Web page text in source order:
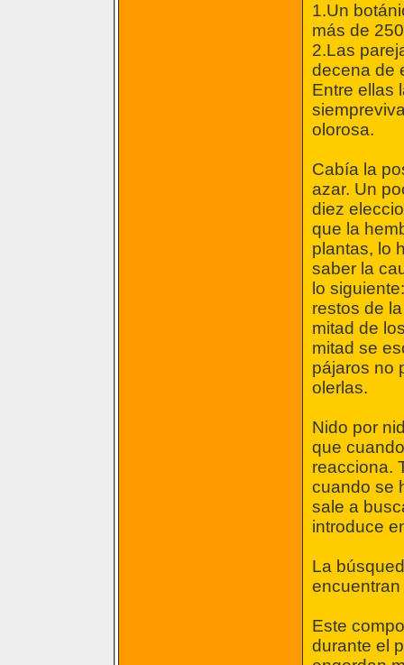
1.Un
más de
2.Las
decena de
Entre ellas
olorosa.
Cabía la
azar. Un
diez
que la
plantas, lo
saber la
lo
restos de
mitad de
mitad se
pájaros no
olerlas.
Nido por
que
reacciona.
cuando se
sale a
introduce
La
Este
durante el